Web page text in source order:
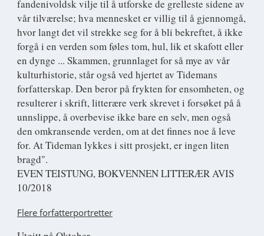
fandenivoldsk vilje til å utforske de grelleste sidene av
vår tilværelse; hva mennesket er villig til å gjennomgå,
hvor langt det vil strekke seg for å bli bekreftet, å ikke
forgå i en verden som føles tom, hul, lik et skafott eller
en dynge ... Skammen, grunnlaget for så mye av vår
kulturhistorie, står også ved hjertet av Tidemans
forfatterskap. Den beror på frykten for ensomheten, og
resulterer i skrift, litterære verk skrevet i forsøket på å
unnslippe, å overbevise ikke bare en selv, men også
den omkransende verden, om at det finnes noe å leve
for. At Tideman lykkes i sitt prosjekt, er ingen liten
bragd".
EVEN TEISTUNG, BOKVENNEN LITTERÆR AVIS
10/2018
Flere forfatterportretter